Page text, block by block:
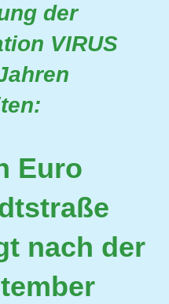
der
VIRUS
Euro
nach der